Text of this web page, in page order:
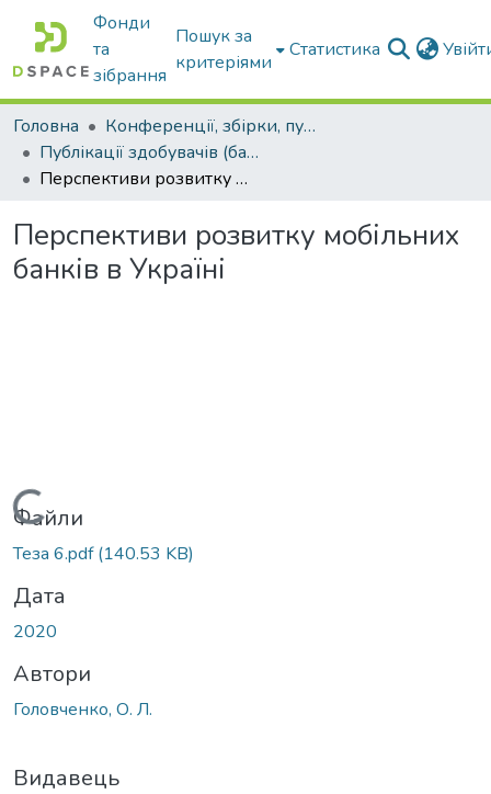
Фонди
та
зібрання
Пошук за
критеріями
Статистика
Головна
Конференції, збірки, публікації молодих вчених і здобувачів : магістрів, бакалаврів, аспірантів.
Публікації здобувачів (бакалаврів. магістрів, аспірантів)
Перспективи розвитку мобільних банків в Україні
Перспективи розвитку мобільних
банків в Україні
Вантажиться...
Файли
Теза 6.pdf(140.53 KB)
Дата
2020
Автори
Головченко, О. Л.
Видавець